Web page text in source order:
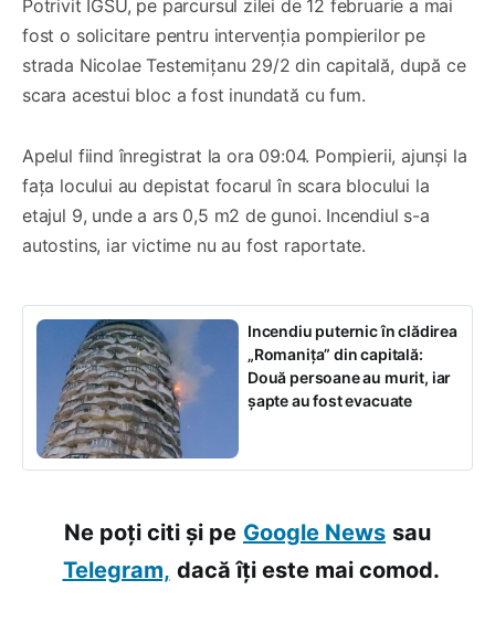
Potrivit IGSU, pe parcursul zilei de 12 februarie a mai
fost o solicitare pentru intervenția pompierilor pe
strada Nicolae Testemițanu 29/2 din capitală, după ce
scara acestui bloc a fost inundată cu fum.
Apelul fiind înregistrat la ora 09:04. Pompierii, ajunși la
fața locului au depistat focarul în scara blocului la
etajul 9, unde a ars 0,5 m2 de gunoi. Incendiul s-a
autostins, iar victime nu au fost raportate.
Incendiu puternic în clădirea
„Romanița” din capitală:
Două persoane au murit, iar
șapte au fost evacuate
Ne poți citi și pe Google News sau
Telegram, dacă îți este mai comod.